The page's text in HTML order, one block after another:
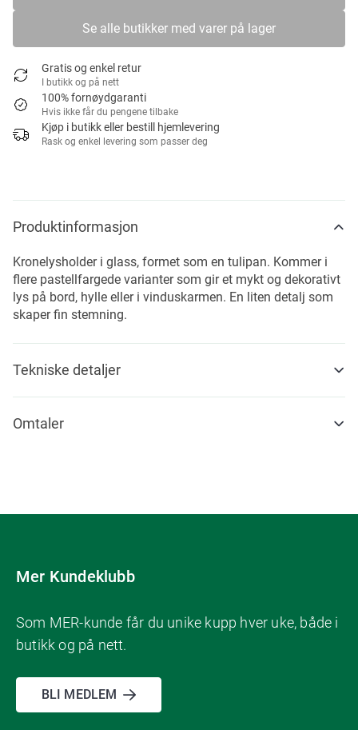
Se alle butikker med varer på lager
Gratis og enkel retur
I butikk og på nett
100% fornøydgaranti
Hvis ikke får du pengene tilbake
Kjøp i butikk eller bestill hjemlevering
Rask og enkel levering som passer deg
Produktinformasjon
Kronelysholder i glass, formet som en tulipan. Kommer i
flere pastellfargede varianter som gir et mykt og dekorativt
lys på bord, hylle eller i vinduskarmen. En liten detalj som
skaper fin stemning.
Tekniske detaljer
Omtaler
Mer Kundeklubb
Som MER-kunde får du unike kupp hver uke, både i
butikk og på nett.
BLI MEDLEM